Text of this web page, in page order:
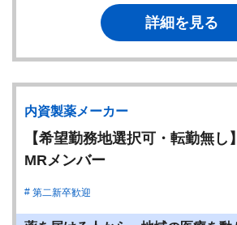
詳細を見る
内資製薬メーカー
【希望勤務地選択可・転勤無し
MRメンバー
第二新卒歓迎